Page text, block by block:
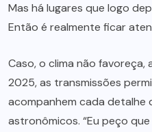
Mas há lugares que logo
Então é realmente ficar
Caso, o clima não favoreça,
2025, as transmissões
acompanhem cada detalhe
astronômicos. “Eu peço